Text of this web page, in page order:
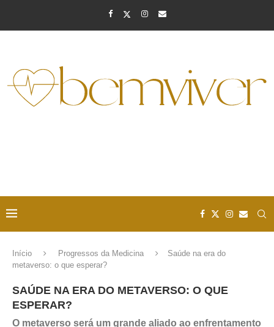
Início Progressos da Medicina
Saúde na era do
metaverso: o que esperar?
SAÚDE NA ERA DO METAVERSO: O QUE
ESPERAR?
O metaverso será um grande aliado ao enfrentamento